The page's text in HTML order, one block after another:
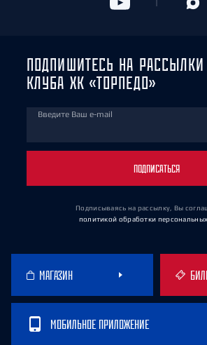
ПОДПИШИТЕСЬ НА
КЛУБА ХК «ТОРПЕДО»
Введите Ваш e-mail
ПОДПИСАТЬСЯ
Подписываясь на рассылку, Вы
политикой обработки
МАГАЗИН
МОБИЛЬНОЕ ПРИЛОЖЕНИЕ